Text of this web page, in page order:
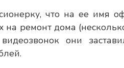
что на ее имя
на ремонт дома
видеозвонок они